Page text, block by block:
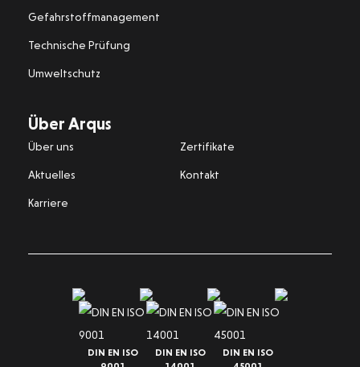
Gefahrstoffmanagement
Technische Prüfung
Umweltschutz
Über Arqus
Über uns Zertifikate
Aktuelles Kontakt
Karriere
DIN EN ISO
DIN EN ISO
DIN EN ISO